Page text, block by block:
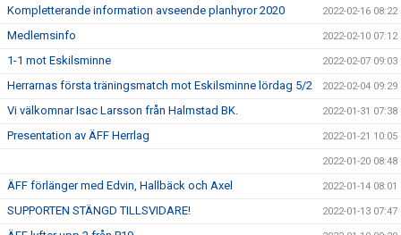
Kompletterande information avseende planhyror 2020 2022-02-16 08:22
Medlemsinfo 2022-02-10 07:12
1-1 mot Eskilsminne 2022-02-07 09:03
Herrarnas första träningsmatch mot Eskilsminne lördag 5/2 2022-02-04 09:29
Vi välkomnar Isac Larsson från Halmstad BK. 2022-01-31 07:38
Presentation av ÄFF Herrlag 2022-01-21 10:05
2022-01-20 08:48
ÄFF förlänger med Edvin, Hallbäck och Axel 2022-01-14 08:01
SUPPORTEN STÄNGD TILLSVIDARE! 2022-01-13 07:47